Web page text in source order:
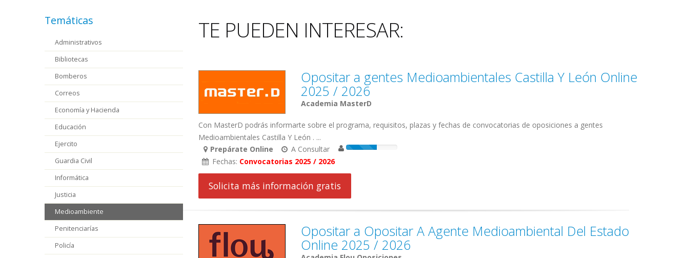
TE PUEDEN INTERESAR:
Opositar a gentes Medioambientales Castilla Y León Online
2025 / 2026
Academia MasterD
Con MasterD podrás informarte sobre el programa, requisitos, plazas y fechas de convocatorias de oposiciones a gentes
Medioambientales Castilla Y León . ...
Prepárate Online
A Consultar
Fechas: Convocatorias 2025 / 2026
Solicita más información gratis
Opositar a Opositar A Agente Medioambiental Del Estado
Online 2025 / 2026
Temáticas
Administrativos
Bibliotecas
Bomberos
Correos
Economía y Hacienda
Educación
Ejercito
Guardia Civil
Informática
Justicia
Medioambiente
Penitenciarías
Policía